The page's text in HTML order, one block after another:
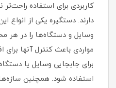
کاربردی برای استفاده
دارند. دستگیره یکی از انواع
وسایل و دستگاه‌ها را در هر
مواردی باعث کنترل آنها برای
برای جابجایی وسایل یا
استفاده شود. همچنین